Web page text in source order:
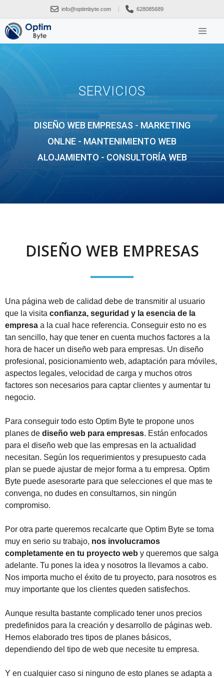
info@optimbyte.com 628085689
SERVICIOS
DISEÑO WEB EMPRESAS - MARKETING
ONLNE - MANTENIMIENTO WEB
ALOJAMIENTO - CONSULTORÍA WEB
DISEÑO WEB EMPRESAS
Una página web de calidad debe de transmitir al usuario
que la visita confianza, seguridad y la esencia de la
empresa a la cual hace referencia. Conseguir esto no es
tan sencillo, hay que tener en cuenta muchos factores a la
hora de hacer un diseño web para empresas. Un diseño
profesional, posicionamiento web, adaptación para móviles,
aspectos legales, velocidad de carga y muchos otros
factores son necesarios para captar clientes y aumentar tu
negocio.
Para conseguir todo esto Optim Byte te propone unos
planes de diseño web para empresas. Están enfocados
para el diseño web que las empresas en la actualidad
necesitan. Según los requerimientos y presupuesto cada
plan se puede ajustar de mejor forma a tu empresa. Optim
Byte puede asesorarte para que selecciones el que mas te
convenga, no dudes en consultarnos, sin ningún
compromiso.
Por otra parte queremos recalcarte que Optim Byte se toma
muy en serio su trabajo, nos involucramos
completamente en tu proyecto web y queremos que salga
adelante. Tu pones la idea y nosotros la llevamos a cabo.
Nos importa mucho el éxito de tu proyecto, para nosotros es
muy importante que los clientes queden satisfechos.
Aunque resulta bastante complicado tener unos precios
predefinidos para la creación y desarrollo de páginas web.
Hemos elaborado tres tipos de planes básicos,
dependiendo del tipo de web que necesite tu empresa.
Y en cualquier caso si ninguno de esto planes se adapta a